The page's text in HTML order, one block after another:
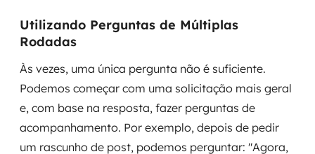
Utilizando Perguntas de Múltiplas
Rodadas
Às vezes, uma única pergunta não é suficiente.
Podemos começar com uma solicitação mais geral
e, com base na resposta, fazer perguntas de
acompanhamento. Por exemplo, depois de pedir
um rascunho de post, podemos perguntar: "Agora,